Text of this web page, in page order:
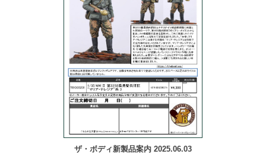
ザ・ボディ新製品案内 2025.06.03